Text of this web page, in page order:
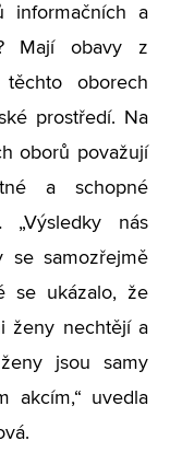
informačních a
Mají obavy z
oborech
prostředí. Na
oborů považují
a schopné
„Výsledky nás
se samozřejmě
se ukázalo, že
ženy nechtějí a
jsou samy
akcím,“ uvedla